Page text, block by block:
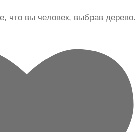
что вы человек, выбрав дерево.